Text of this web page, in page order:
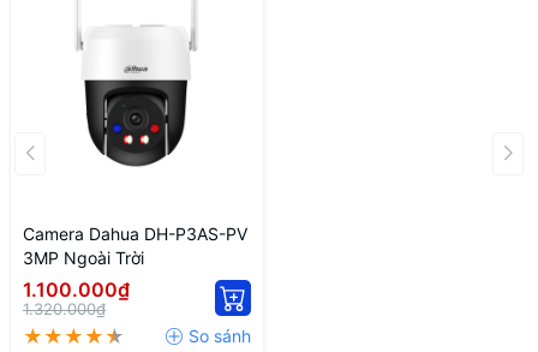
Camera Dahua DH-P3AS-PV
3MP Ngoài Trời
1.100.000₫
1.320.000₫